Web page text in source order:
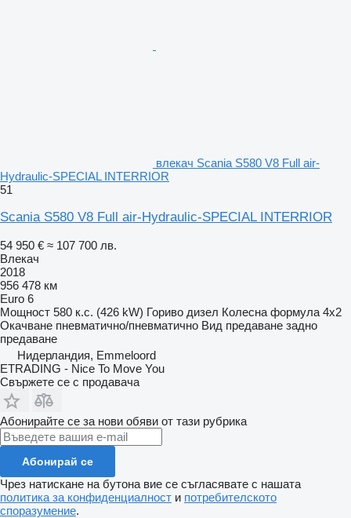
влекач Scania S580 V8 Full air-
Hydraulic-SPECIAL INTERRIOR
51
Scania S580 V8 Full air-Hydraulic-SPECIAL INTERRIOR
54 950 € ≈ 107 700 лв.
Влекач
2018
956 478 км
Euro 6
Мощност 580 к.с. (426 kW) Гориво дизел Колесна формула 4x2
Окачване пневматично/пневматично Вид предаване задно
предаване
Нидерландия, Emmeloord
ETRADING - Nice To Move You
Свържете се с продавача
Абонирайте се за нови обяви от тази рубрика
Абонирай се
Чрез натискане на бутона вие се съгласявате с нашата
политика за конфиденциалност и потребителското
споразумение.